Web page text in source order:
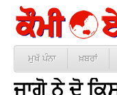
ਮੁਖੱ ਪੰਨਾ ਖ਼ਬਰਾਂ
ਜਾਗੋ ਨੇ ਦੋ